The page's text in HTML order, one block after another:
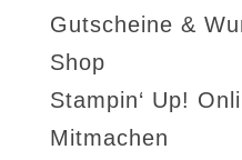
Gutscheine &
Shop
Stampin‘ Up!
Mitmachen